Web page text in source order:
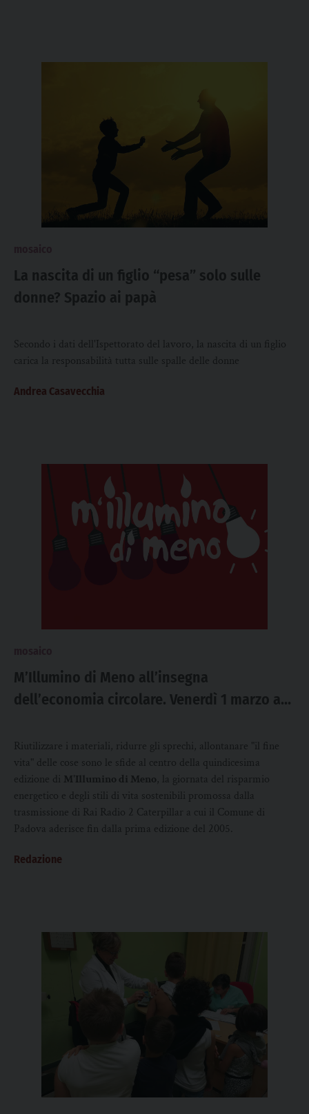
La nascita di un figlio “pesa” solo sulle
donne? Spazio ai papà
Secondo i dati dell'Ispettorato del lavoro, la nascita di un figlio
carica la responsabilità tutta sulle spalle delle donne
Andrea Casavecchia
M’Illumino di Meno all’insegna
dell’economia circolare. Venerdì 1 marzo a
Riutilizzare i materiali, ridurre gli sprechi, allontanare "il fine
vita" delle cose sono le sfide al centro della quindicesima
edizione di M'Illumino di Meno, la giornata del risparmio
energetico e degli stili di vita sostenibili promossa dalla
trasmissione di Rai Radio 2 Caterpillar a cui il Comune di
Padova aderisce fin dalla prima edizione del 2005.
Redazione